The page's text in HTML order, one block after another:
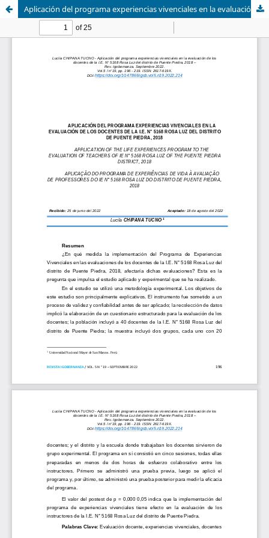
Aplicación del programa experiencias vivenciales en la evaluación de los docentes de la I.E. N° 5168 Rosa Luz del distrito de Puente Piedra, 2018